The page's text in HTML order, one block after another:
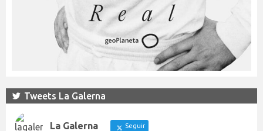
Tweets La Galerna
La Galerna Seguir